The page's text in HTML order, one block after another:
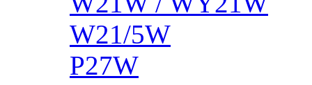
W21/5W
P27W